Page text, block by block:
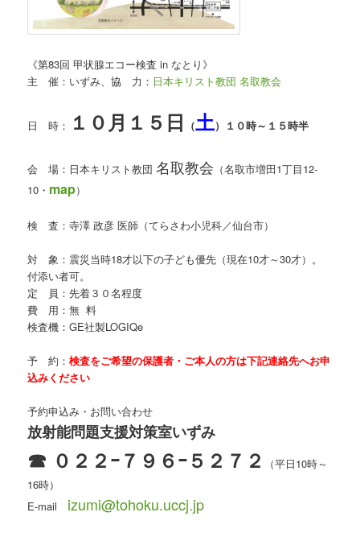
《第83回 甲状腺エコー検査 in なとり》
主 催：いずみ、協 力： 日本キリスト教団 名取教会
日 時： １０月１５日 （土）１０時～１５時半
会 場：日本キリスト教団名取教会 （名取市増田1丁目12-
10・ map）
検 査：寺澤 政彦 医師（てらさわ小児科／仙台市）
対 象：震災当時18才以下の子ども優先（現在10才～30才）。
付添い者可。
定 員：先着３０名程度
費 用：無 料
検査機：GE社製LOGIQe
予 約：検査をご希望の保護者・ご本人の方は下記連絡先へお申
込みください
予約申込み・お問い合わせ
放射能問題支援対策室いずみ
☎ ０２２ｰ７９６ｰ５２７２
（平日10時～
16時）
E-mail izumi@tohoku.uccj.jp